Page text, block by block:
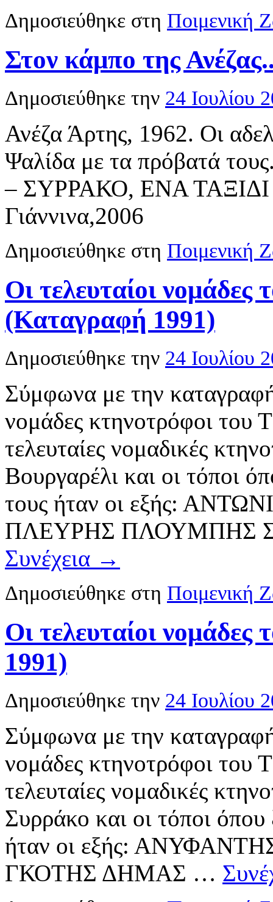
Δημοσιεύθηκε στη Ποιμενική
Στον κάμπο της
Δημοσιεύθηκε την 24 Ιουλίου
Ανέζα Άρτης, 1962. Οι
Ψαλίδα με τα πρόβατά
– ΣΥΡΡΑΚΟ, ΕΝΑ
Γιάννινα,2006
Δημοσιεύθηκε στη Ποιμενική
Οι τελευταίοι νομάδες
(Καταγραφή 1991)
Δημοσιεύθηκε την 24 Ιουλίου
Σύμφωνα με την
νομάδες κτηνοτρόφοι του
τελευταίες νομαδικές
Βουργαρέλι και οι τόποι
τους ήταν οι εξής:
ΠΛΕΥΡΗΣ ΠΛΟΥΜΠΗΣ
Συνέχεια →
Δημοσιεύθηκε στη Ποιμενική
Οι τελευταίοι
1991)
Δημοσιεύθηκε την 24 Ιουλίου
Σύμφωνα με την
νομάδες κτηνοτρόφοι του
τελευταίες νομαδικές
Συρράκο και οι τόποι όπου
ήταν οι εξής:
ΓΚΟΤΗΣ ΔΗΜΑΣ …